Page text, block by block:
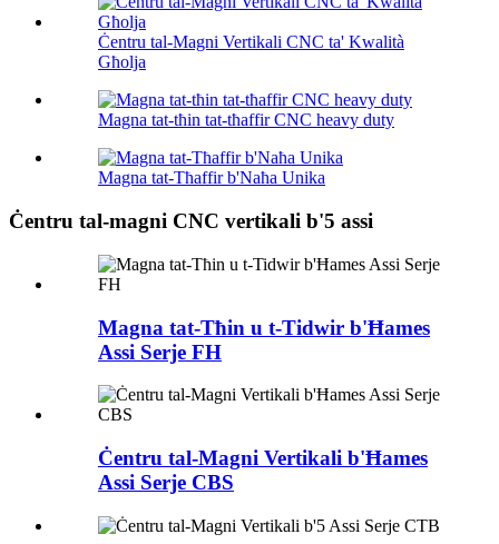
Ċentru tal-Magni Vertikali CNC ta' Kwalità
Għolja
Magna tat-tħin tat-tħaffir CNC heavy duty
Magna tat-Tħaffir b'Naħa Unika
Ċentru tal-magni CNC vertikali b'5 assi
Magna tat-Tħin u t-Tidwir b'Ħames
Assi Serje FH
Ċentru tal-Magni Vertikali b'Ħames
Assi Serje CBS